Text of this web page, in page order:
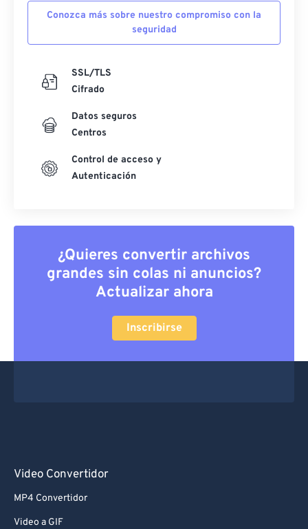
Conozca más sobre nuestro compromiso con la
seguridad
SSL/TLS
Cifrado
Datos seguros
Centros
Control de acceso y
Autenticación
¿Quieres convertir archivos
grandes sin colas ni anuncios?
Actualizar ahora
Inscribirse
Video Convertidor
MP4 Convertidor
Video a GIF